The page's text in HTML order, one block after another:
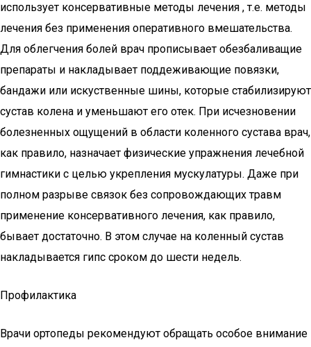
использует консервативные методы лечения , т.е. методы
лечения без применения оперативного вмешательства.
Для облегчения болей врач прописывает обезбаливащие
препараты и накладывает поддеживающие повязки,
бандажи или искуственные шины, которые стабилизируют
сустав колена и уменьшают его отек. При исчезновении
болезненных ощущений в области коленного сустава врач,
как правило, назначает физические упражнения лечебной
гимнастики с целью укрепления мускулатуры. Даже при
полном разрыве связок без сопровождающих травм
применение консервативного лечения, как правило,
бывает достаточно. В этом случае на коленный сустав
накладывается гипс сроком до шести недель.
Профилактика
Врачи ортопеды рекомендуют обращать особое внимание